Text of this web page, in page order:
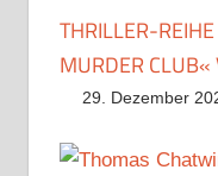
THRILLER-
MURDER CLUB«
29. Dezember